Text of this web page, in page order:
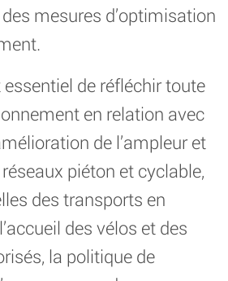
mesures d’optimisation
de réfléchir toute
en relation avec
de l’ampleur et
piéton et cyclable,
des transports en
des vélos et des
la politique de